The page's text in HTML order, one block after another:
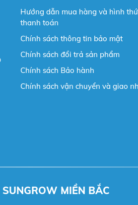
Hướng dẫn mua hàng và hình
thanh toán
Chính sách thông tin bảo mật
Chính sách đổi trả sản phẩm
Chính sách Bảo hành
Chính sách vận chuyển và giao
MIỀN BẮC